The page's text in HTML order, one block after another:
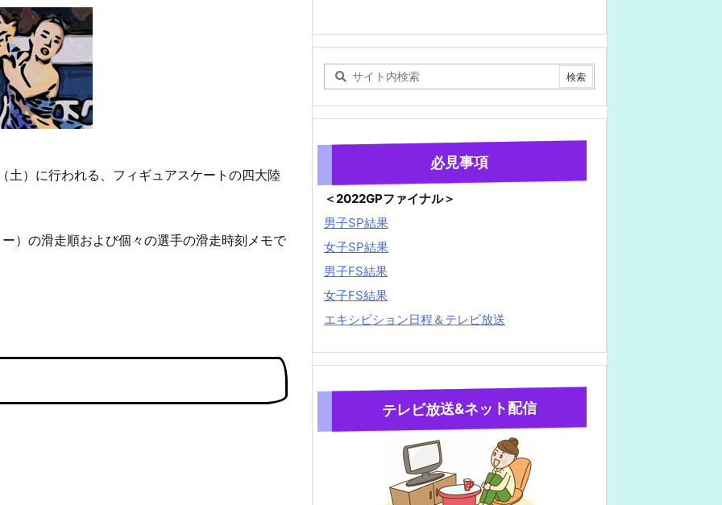
土）に行われる、フィギュアスケートの四大陸
）の滑走順および個々の選手の滑走時刻メモで
必見事項
＜2022GPファイナル＞
男子SP結果
女子SP結果
男子FS結果
女子FS結果
エキシビション日程＆テレビ放送
テレビ放送&ネット配信